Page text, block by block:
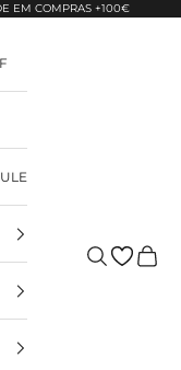
EM COMPRAS +100€
Pesquisar